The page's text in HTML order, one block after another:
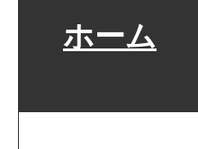
ホーム